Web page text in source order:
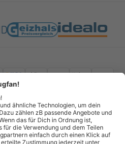
Widerruf Vertrag widerrufen
MwSt. *Kostenloser Versand innerhalb
ab 100,00 Euro.